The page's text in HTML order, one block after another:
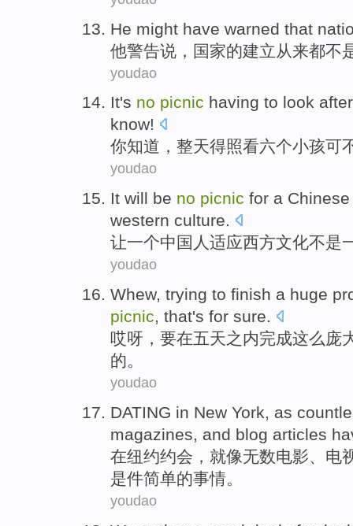
He might have warned that
他警告说， 国家的建立 从来都不
youdao
It's no picnic having to look
know!
你知道， 整天得照看六个小孩可
youdao
It will be no picnic for a Chinese
western culture.
让一个中国人 适应西方文化不是
youdao
Whew, trying to finish a huge
picnic, that's for sure.
哎呀 ， 要在五天之内完成这么庞
的。
youdao
DATING in New York, as
magazines, and blog articles
在纽约约会 ， 就像无数电影、 电
是件简单的事情。
youdao